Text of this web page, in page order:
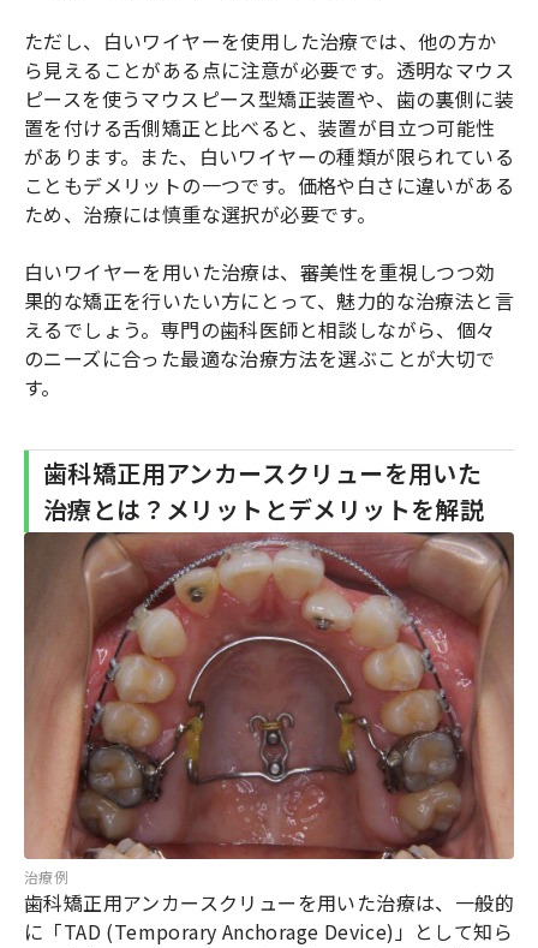
ただし、白いワイヤーを使用した治療では、他の方か
ら見えることがある点に注意が必要です。透明なマウス
ピースを使うマウスピース型矯正装置や、歯の裏側に装
置を付ける舌側矯正と比べると、装置が目立つ可能性
があります。また、白いワイヤーの種類が限られている
こともデメリットの一つです。価格や白さに違いがある
ため、治療には慎重な選択が必要です。
白いワイヤーを用いた治療は、審美性を重視しつつ効
果的な矯正を行いたい方にとって、魅力的な治療法と言
えるでしょう。専門の歯科医師と相談しながら、個々
のニーズに合った最適な治療方法を選ぶことが大切で
す。
歯科矯正用アンカースクリューを用いた
治療とは？メリットとデメリットを解説
治療例
歯科矯正用アンカースクリューを用いた治療は、一般的
に「TAD (Temporary Anchorage Device)」として知ら